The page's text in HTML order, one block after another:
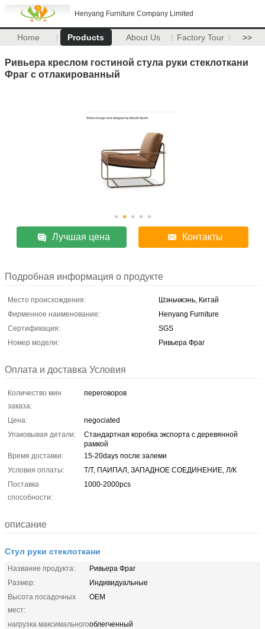
Henyang Furniture Company Limited
Home Products About Us Factory Tour >>
Ривьера креслом гостиной стула руки стеклоткани
Фраг с отлакированный
Лучшая цена Контакты
Подробная информация о продукте
Место происхождения:
Шэньчжэнь, Китай
Фирменное наименование:
Henyang Furniture
Сертификация:
SGS
Номер модели:
Ривьера Фраг
Оплата и доставка Условия
Количество мин
заказа:
переговоров
Цена:
negociated
Упаковывая детали:
Стандартная коробка экспорта с деревянной
рамкой
Время доставки:
15-20days после залеми
Условия оплаты:
Т/Т, ПАИПАЛ, ЗАПАДНОЕ СОЕДИНЕНИЕ, Л/К
Поставка
способности:
1000-2000pcs
описание
Стул руки стеклоткани
Название продукта:
Ривьера Фраг
Размер:
Индивидуальные
Высота посадочных
мест:
OEM
нагрузка максимальногооблегченный